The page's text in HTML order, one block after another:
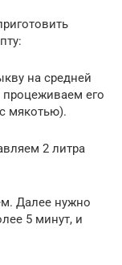
на средней
процеживаем его
мякотью).
2 литра
Далее нужно
5 минут, и